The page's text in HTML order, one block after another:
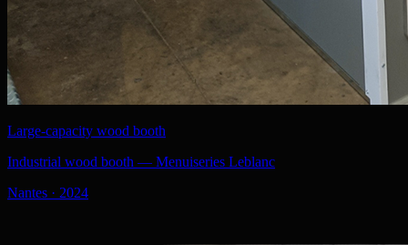
Large-capacity wood booth
Industrial wood booth — Menuiseries Leblanc
Nantes · 2024